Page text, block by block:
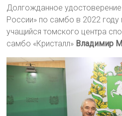
Долгожданное удостоверение
России» по самбо в 2022 году
учащийся томского центра
самбо «Кристалл» Владимир